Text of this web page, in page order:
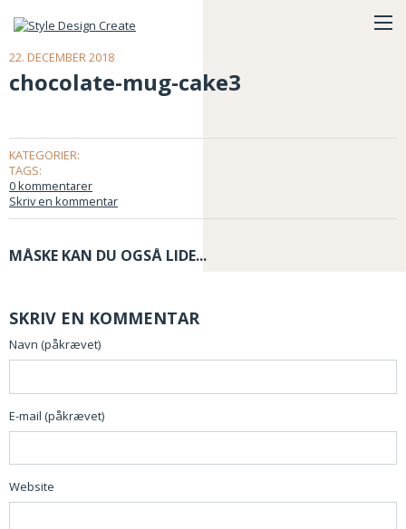
22. DECEMBER 2018
chocolate-mug-cake3
KATEGORIER:
TAGS:
0 kommentarer
Skriv en kommentar
MÅSKE KAN DU OGSÅ LIDE...
SKRIV EN KOMMENTAR
Navn (påkrævet)
E-mail (påkrævet)
Website